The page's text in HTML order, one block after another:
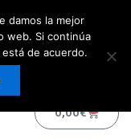
0,00€Carrito
damos la mejor
web. Si continúa
de acuerdo.